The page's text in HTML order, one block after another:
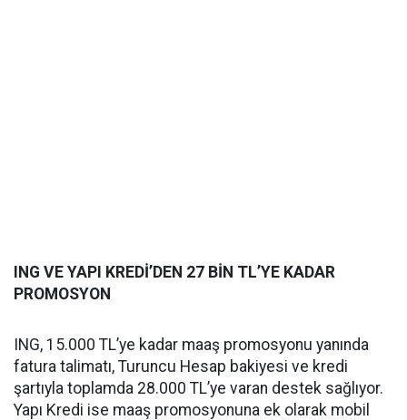
ING VE YAPI KREDİ’DEN 27 BİN TL’YE KADAR
PROMOSYON
ING, 15.000 TL’ye kadar maaş promosyonu yanında
fatura talimatı, Turuncu Hesap bakiyesi ve kredi
şartıyla toplamda 28.000 TL’ye varan destek sağlıyor.
Yapı Kredi ise maaş promosyonuna ek olarak mobil